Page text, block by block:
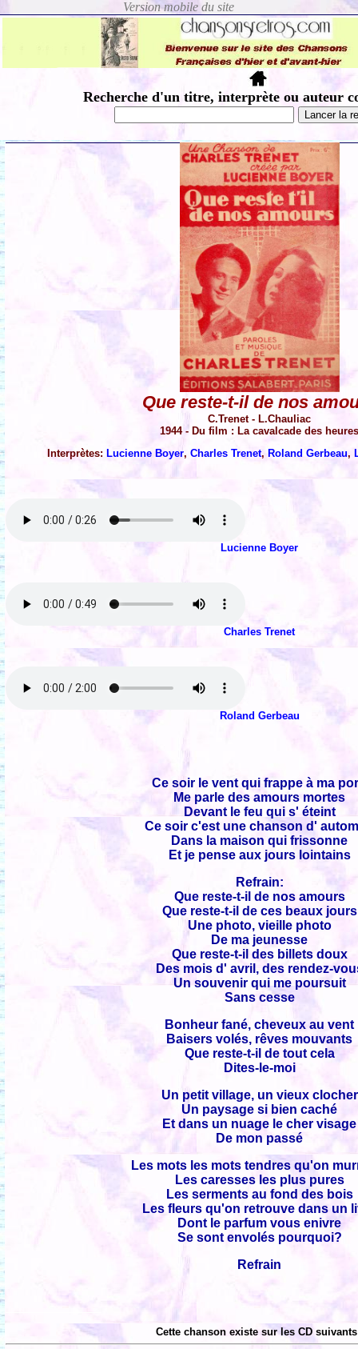
Recherche d'un titre, interprète ou auteur
Que reste-t-il de nos
C.Trenet - L.Chauliac
1944 - Du film : La cavalcade des
Interprètes: Lucienne Boyer,Charles Trenet, Roland Gerbeau,
Lucienne Boyer
Charles Trenet
Roland Gerbeau
Ce soir le vent qui frappe à ma
Me parle des amours mortes
Devant le feu qui s' éteint
Ce soir c'est une chanson d'
Dans la maison qui frissonne
Et je pense aux jours lointains
Refrain:
Que reste-t-il de nos amours
Que reste-t-il de ces beaux jours
Une photo, vieille photo
De ma jeunesse
Que reste-t-il des billets doux
Des mois d' avril, des rendez-
Un souvenir qui me poursuit
Sans cesse
Bonheur fané, cheveux au vent
Baisers volés, rêves mouvants
Que reste-t-il de tout cela
Dites-le-moi
Un petit village, un vieux clocher
Un paysage si bien caché
Et dans un nuage le cher visage
De mon passé
Les mots les mots tendres qu'on
Les caresses les plus pures
Les serments au fond des bois
Les fleurs qu'on retrouve dans un
Dont le parfum vous enivre
Se sont envolés pourquoi?
Refrain
Cette chanson existe sur les CD